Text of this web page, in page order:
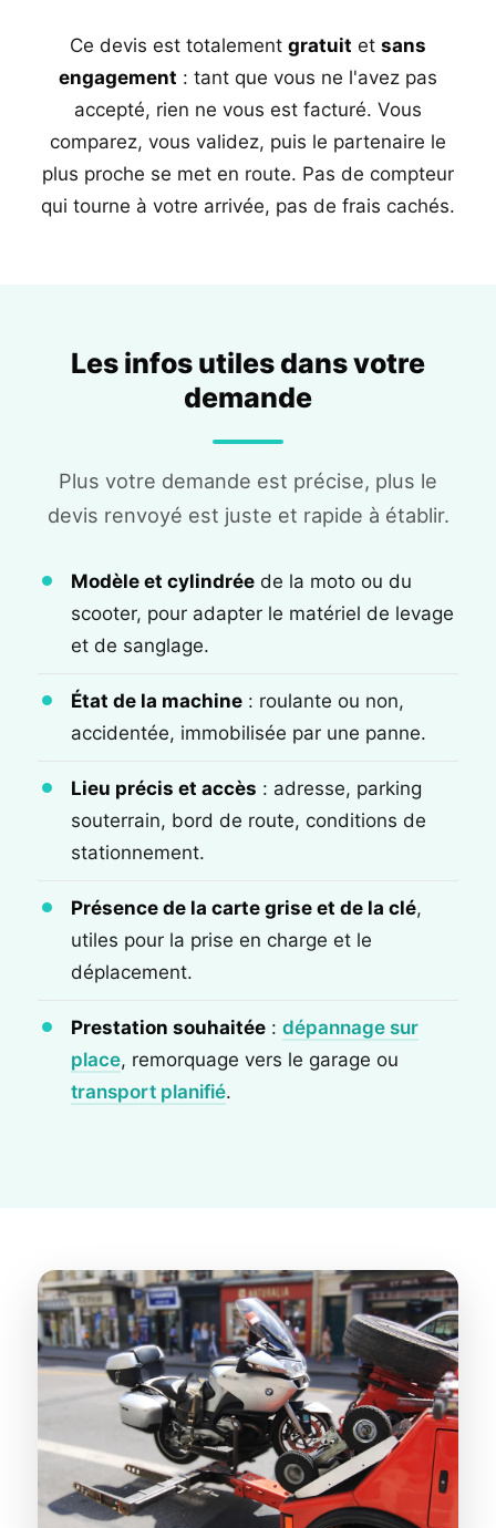
Ce devis est totalement gratuit et sans
engagement : tant que vous ne l'avez pas
accepté, rien ne vous est facturé. Vous
comparez, vous validez, puis le partenaire le
plus proche se met en route. Pas de compteur
qui tourne à votre arrivée, pas de frais cachés.
Les infos utiles dans votre
demande
Plus votre demande est précise, plus le
devis renvoyé est juste et rapide à établir.
Modèle et cylindrée de la moto ou du
scooter, pour adapter le matériel de levage
et de sanglage.
État de la machine : roulante ou non,
accidentée, immobilisée par une panne.
Lieu précis et accès : adresse, parking
souterrain, bord de route, conditions de
stationnement.
Présence de la carte grise et de la clé,
utiles pour la prise en charge et le
déplacement.
Prestation souhaitée : dépannage sur
place, remorquage vers le garage ou
transport planifié.